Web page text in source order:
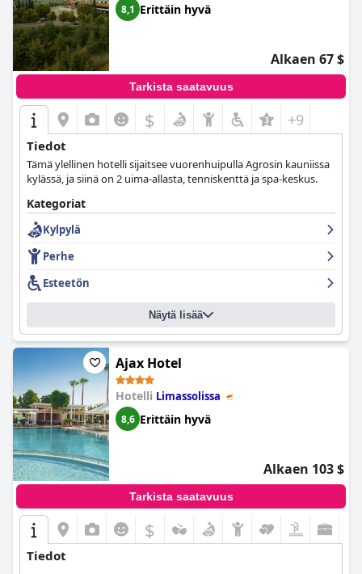
8,1 Erittäin hyvä
Alkaen 67 $
Tarkista saatavuus
$ +9
Tiedot
Tämä ylellinen hotelli sijaitsee vuorenhuipulla Agrosin kauniissa
kylässä, ja siinä on 2 uima-allasta, tenniskenttä ja spa-keskus.
Kategoriat
Kylpylä
Perhe
Esteetön
Näytä lisää
Ajax Hotel
Hotelli Limassolissa
8,6 Erittäin hyvä
Alkaen 103 $
Tarkista saatavuus
$
Tiedot